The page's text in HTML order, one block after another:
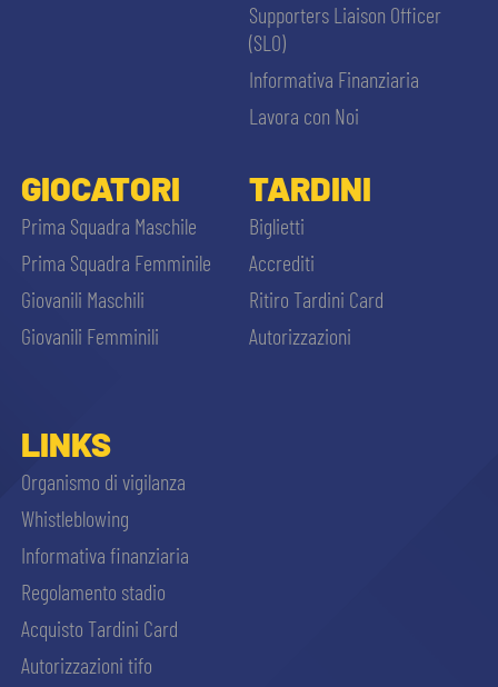
Supporters Liaison Officer
(SLO)
Informativa Finanziaria
Lavora con Noi
GIOCATORI
Prima Squadra Maschile
Prima Squadra Femminile
Giovanili Maschili
Giovanili Femminili
TARDINI
Biglietti
Accrediti
Ritiro Tardini Card
Autorizzazioni
LINKS
Organismo di vigilanza
Whistleblowing
Informativa finanziaria
Regolamento stadio
Acquisto Tardini Card
Autorizzazioni tifo